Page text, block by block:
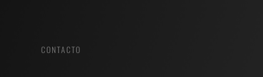
CONTACTO